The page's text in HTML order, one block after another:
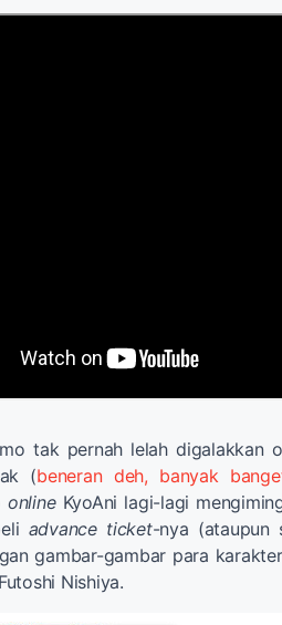
tak pernah lelah digalakkan
(beneran deh, banyak
onlineKyoAni lagi-lagi
advance ticket-nya (ataupun
gambar-gambar para
Nishiya.